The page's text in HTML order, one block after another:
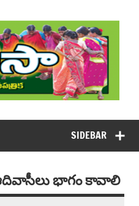
DHIMSA
SIDEBAR
భాగం కావాలి